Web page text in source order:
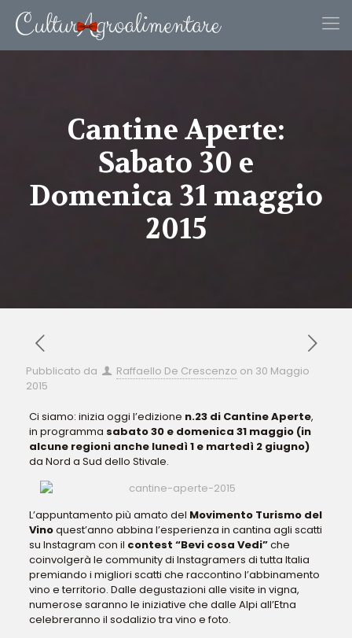
Cantine Aperte:
Sabato 30 e
Domenica 31 maggio
2015
Pubblicato da Raffaello De Crescenzo on 30 Maggio
2015
Ci siamo: inizia oggi l’edizione n.23 di Cantine Aperte,
in programma sabato 30 e domenica 31 maggio (in
alcune regioni anche lunedì 1 e martedì 2 giugno)
da Nord a Sud dello Stivale.
L’appuntamento più amato del Movimento Turismo del
Vinoquest’anno abbina l’esperienza in cantina agli scatti
su Instagram con il contest “Bevi cosa Vedi”che
coinvolgerà le community di Instagramers di tutta Italia
premiando i migliori scatti che raccontino l’abbinamento
vino e territorio. Dalle degustazioni alle visite in vigna,
numerose saranno le iniziative che dalle Alpi all’Etna
celebreranno il sodalizio tra vino e foto.